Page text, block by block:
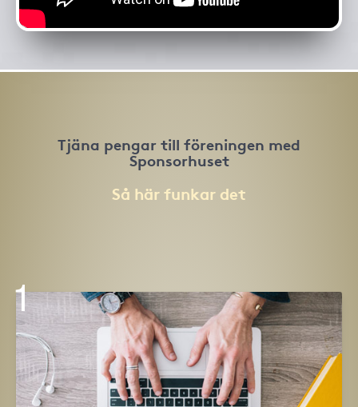
Tjäna pengar till föreningen med
Sponsorhuset
Så här funkar det
1